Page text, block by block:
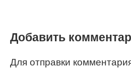
Добавить
Для отправки